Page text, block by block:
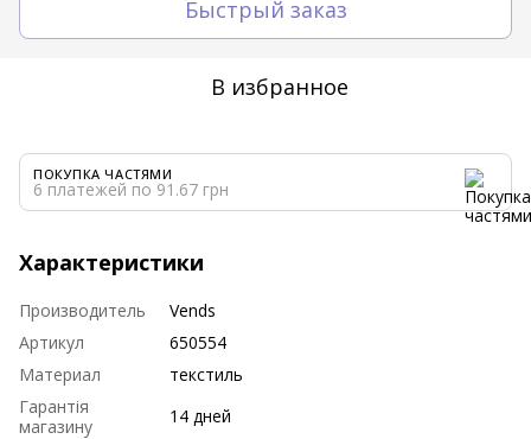
Быстрый заказ
В избранное
ПОКУПКА ЧАСТЯМИ
6 платежей по 91.67 грн
Характеристики
Производитель
Vends
Артикул
650554
Материал
текстиль
Гарантія
магазину
14 дней